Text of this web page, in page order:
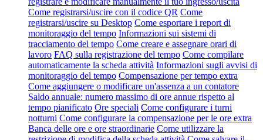
Come registrarsi/uscire con il codice QR Come
registrarsi/uscire su Desktop Come esportare i report di
monitoraggio del tempo Informazioni sui sistemi di
tracciamento del tempo Come creare e assegnare orari di
lavoro FAQ sulla registrazione del tempo Come compilare
automaticamente la scheda attività Informazioni sugli avvisi di
monitoraggio del tempo Compensazione per tempo extra
Come aggiungere o modificare un'assenza a un contatore
Saldo annuale: numero massimo di ore annue rispetto al
tempo pianificato Ore speciali Come configurare i turni
notturni Come configurare la compensazione per le ore extra
Banca delle ore e ore straordinarie Come utilizzare la